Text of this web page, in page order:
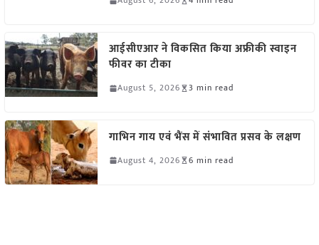
आईसीएआर ने विकसित किया अफ्रीकी स्वाइन
फीवर का टीका
August 5, 2026 3 min read
गाभिन गाय एवं भैंस में संभावित प्रसव के लक्षण
August 4, 2026 6 min read